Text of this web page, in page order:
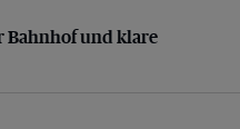
und klare Ansage
Bahnhof und klare